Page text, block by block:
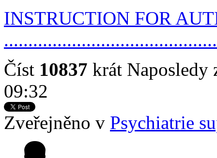
INSTRUCTION FOR
Číst 10837 krát Naposledy
09:32
Zveřejněno v Psychiatrie